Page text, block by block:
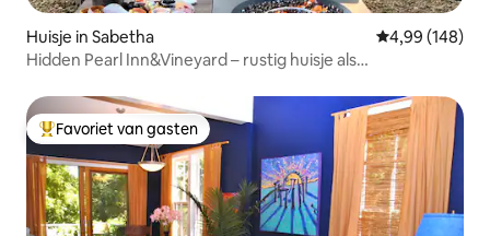
Huisje in Sabetha Gemiddelde
4,99 (148)
Hidden Pearl Inn&Vineyard – rustig huisje als
Topfavoriet van gasten
Favoriet van gasten